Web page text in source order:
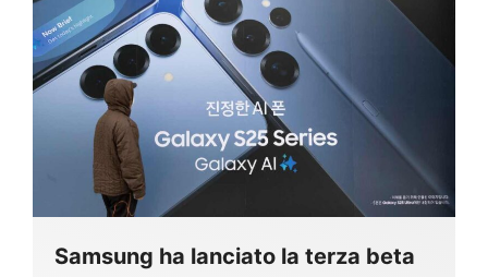
Samsung ha lanciato la terza beta